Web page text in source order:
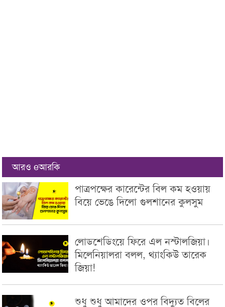
আরও eআরকি
পাত্রপক্ষের কারেন্টের বিল কম হওয়ায়
বিয়ে ভেঙে দিলো গুলশানের কুলসুম
লোডশেডিংয়ে ফিরে এল নস্টালজিয়া।
মিলেনিয়ালরা বলল, থ্যাংকিউ তারেক
জিয়া!
শুধু শুধু আমাদের ওপর বিদ্যুত বিলের